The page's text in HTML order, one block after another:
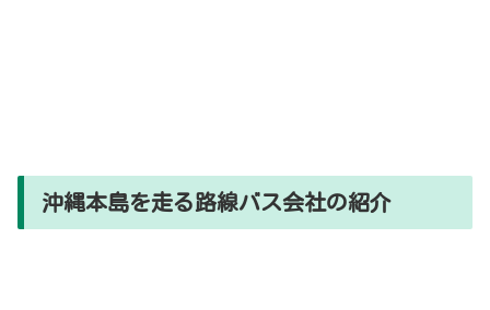
沖縄本島を走る路線バス会社の紹介